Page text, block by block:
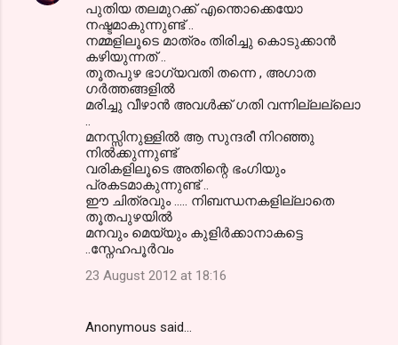
പുതിയ തലമുറക്ക് എന്തൊക്കെയോ
നഷ്ടമാകുന്നുണ്ട് ..
നമ്മളിലൂടെ മാത്രം തിരിച്ചു കൊടുക്കാന്‍
കഴിയുന്നത് ..
തൂതപുഴ ഭാഗ്യവതി തന്നെ , അഗാത
ഗര്‍ത്തങ്ങളില്‍
മരിച്ചു വീഴാന്‍ അവള്‍ക്ക് ഗതി വന്നില്ലല്ലൊ
..
മനസ്സിനുള്ളില്‍ ആ സുന്ദരീ നിറഞ്ഞു
നില്‍ക്കുന്നുണ്ട്
വരികളിലൂടെ അതിന്റെ ഭംഗിയും
പ്രകടമാകുന്നുണ്ട് ..
ഈ ചിത്രവും ..... നിബന്ധനകളില്ലാതെ
തൂതപുഴയില്‍
മനവും മെയ്യും കുളിര്‍ക്കാനാകട്ടെ
..സ്നേഹപൂര്‍വം
23 August 2012 at 18:16
Anonymous said…